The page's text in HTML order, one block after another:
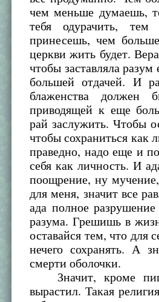
чем меньше думаешь,
тебя одурачить,
принесешь, чем
церкви жить будет.
чтобы заставляла
большей отдачей. И
блаженства должен
приводящей к еще
рай заслужить. Чтобы
чтобы сохраниться как
праведно, надо еще и
себя как личность. И
поощрение, ну
для меня, значит все
ада полное
разума. Грешишь в
оставайся тем, что для
нечего сохранять. А
смерти оболочки.
Значит, кроме
вырастил. Такая